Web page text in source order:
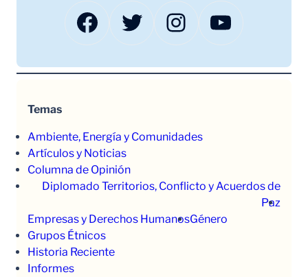
Facebook Twitter Instagram YouTube
Temas
Ambiente, Energía y Comunidades
Artículos y Noticias
Columna de Opinión
Diplomado Territorios, Conflicto y Acuerdos de
Paz
Empresas y Derechos HumanosGénero
Grupos Étnicos
Historia Reciente
Informes